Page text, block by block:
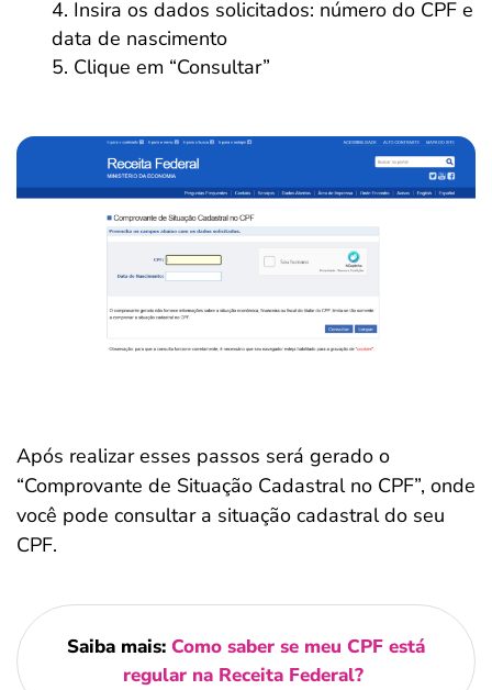
Insira os dados solicitados: número do CPF e
data de nascimento
Clique em “Consultar”
Após realizar esses passos será gerado o
“Comprovante de Situação Cadastral no CPF”, onde
você pode consultar a situação cadastral do seu
CPF.
Saiba mais: Como saber se meu CPF está
regular na Receita Federal?